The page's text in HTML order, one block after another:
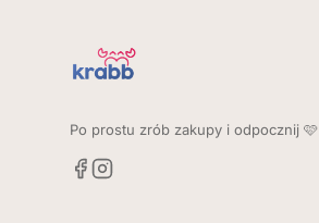
Po prostu zrób zakupy i odpocznij 🩷